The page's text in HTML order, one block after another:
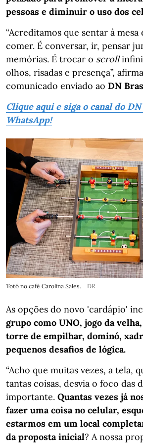
pessoas e diminuir o uso dos
“Acreditamos que sentar à mesa
comer. É conversar, ir, pensar
memórias. É trocar o scroll
olhos, risadas e presença”,
comunicado enviado ao DN
Clique aqui e siga o canal do
WhatsApp!
Totó no café Carolina Sales. DR
As opções do novo 'cardápio'
grupo como UNO, jogo da
torre de empilhar, dominó,
pequenos desafios de lógica.
“Acho que muitas vezes, a tela,
tantas coisas, desvia o foco das
importante. Quantas vezes já
fazer uma coisa no celular,
estarmos em um local
da proposta inicial? A nossa